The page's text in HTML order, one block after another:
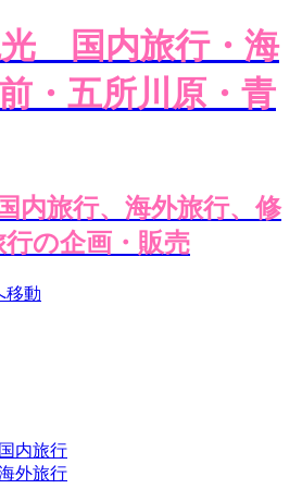
光
国内旅行・海
・五所川原・青
内旅行、海外旅行、修
の企画・販売
移動
内旅行
外旅行